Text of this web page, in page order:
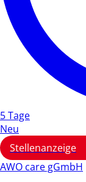
5 Tage
Neu
Stellenanzeige
AWO care gGmbH